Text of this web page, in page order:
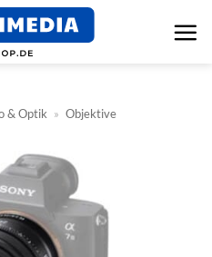
& Optik » Objektive